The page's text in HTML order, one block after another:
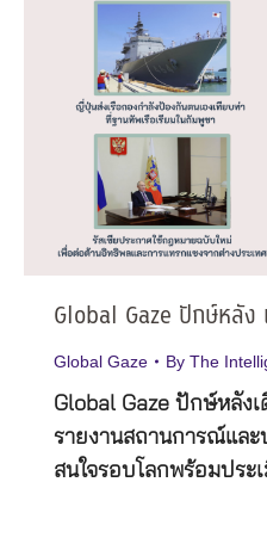
Global Gaze ปักษ์หลัง
Global Gaze By The
Global Gaze ปักษ์หลัง
รายงานสถานการณ์แล
สนใจรอบโลกพร้อมประ